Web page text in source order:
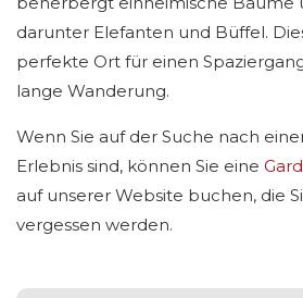
darunter Elefanten und Büffel.
perfekte Ort für einen
lange Wanderung.
Wenn Sie auf der Suche nach
Erlebnis sind, können Sie eine
auf unserer Website buchen, die
vergessen werden.